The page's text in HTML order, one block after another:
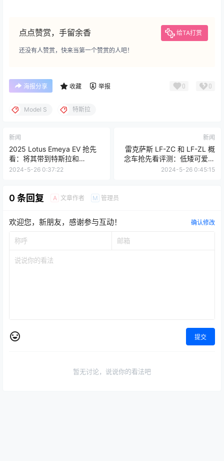
点点赞赏，手留余香 给TA打赏
还没有人赞赏，快来当第一个赞赏的人吧！
海报分享 收藏 举报 0 0
Model S 特斯拉
新闻
2025 Lotus Emeya EV 抢先
看：将其带到特斯拉和
Taycan
2024-5-26 0:37:22
新闻
雷克萨斯 LF-ZC 和 LF-ZL 概
念车抢先看评测：低矮可爱的
电动汽车
2024-5-26 0:45:15
0 条回复 A 文章作者 M 管理员
欢迎您，新朋友，感谢参与互动！ 确认修改
提交
暂无讨论，说说你的看法吧